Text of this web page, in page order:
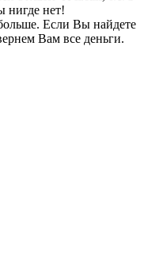
нигде нет!
Если Вы найдете
Вам все деньги.